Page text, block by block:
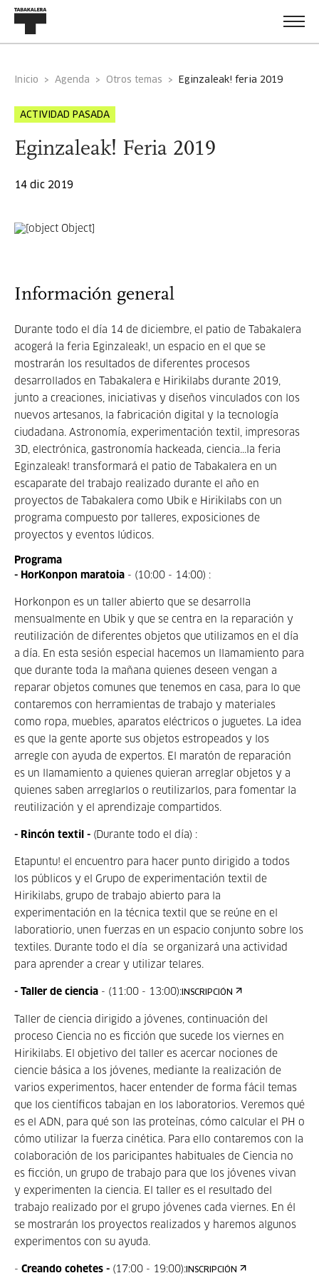
Inicio Agenda Otros temas eginzaleak! feria 2019
ACTIVIDAD PASADA
Eginzaleak! Feria 2019
14 dic 2019
Información general
Durante todo el día 14 de diciembre, el patio de Tabakalera
acogerá la feria Eginzaleak!, un espacio en el que se
mostrarán los resultados de diferentes procesos
desarrollados en Tabakalera e Hirikilabs durante 2019,
junto a creaciones, iniciativas y diseños vinculados con los
nuevos artesanos, la fabricación digital y la tecnología
ciudadana. Astronomía, experimentación textil, impresoras
3D, electrónica, gastronomía hackeada, ciencia...la feria
Eginzaleak! transformará el patio de Tabakalera en un
escaparate del trabajo realizado durante el año en
proyectos de Tabakalera como Ubik e Hirikilabs con un
programa compuesto por talleres, exposiciones de
proyectos y eventos lúdicos.
Programa
- HorKonpon maratoia - (10:00 - 14:00) :
Horkonpon es un taller abierto que se desarrolla
mensualmente en Ubik y que se centra en la reparación y
reutilización de diferentes objetos que utilizamos en el día
a día. En esta sesión especial hacemos un llamamiento para
que durante toda la mañana quienes deseen vengan a
reparar objetos comunes que tenemos en casa, para lo que
contaremos con herramientas de trabajo y materiales
como ropa, muebles, aparatos eléctricos o juguetes. La idea
es que la gente aporte sus objetos estropeados y los
arregle con ayuda de expertos. El maratón de reparación
es un llamamiento a quienes quieran arreglar objetos y a
quienes saben arreglarlos o reutilizarlos, para fomentar la
reutilización y el aprendizaje compartidos.
- Rincón textil - (Durante todo el día) :
Etapuntu! el encuentro para hacer punto dirigido a todos
los públicos y el Grupo de experimentación textil de
Hirikilabs, grupo de trabajo abierto para la
experimentación en la técnica textil que se reúne en el
laboratiorio, unen fuerzas en un espacio conjunto sobre los
textiles. Durante todo el día se organizará una actividad
para aprender a crear y utilizar telares.
- Taller de ciencia - (11:00 - 13:00): INSCRIPCIÓN
Taller de ciencia dirigido a jóvenes, continuación del
proceso Ciencia no es ficción que sucede los viernes en
Hirikilabs. El objetivo del taller es acercar nociones de
ciencie básica a los jóvenes, mediante la realización de
varios experimentos, hacer entender de forma fácil temas
que los científicos tabajan en los laboratorios. Veremos qué
es el ADN, para qué son las proteínas, cómo calcular el PH o
cómo utilizar la fuerza cinética. Para ello contaremos con la
colaboración de los paricipantes habituales de Ciencia no
es ficción, un grupo de trabajo para que los jóvenes vivan
y experimenten la ciencia. El taller es el resultado del
trabajo realizado por el grupo jóvenes cada viernes. En él
se mostrarán los proyectos realizados y haremos algunos
experimentos con su ayuda.
- Creando cohetes - (17:00 - 19:00): INSCRIPCIÓN